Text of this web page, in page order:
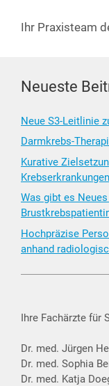
Ihr Pra­xis­team
Neueste
Neue S3-Leitlinie
Darmkrebs-
Kurative
Was gibt es
Hochpräzise
anhand
Ihre Fachärzte für
Dr. med. Jürgen
Dr. med. Sophia
Dr. med. Katja